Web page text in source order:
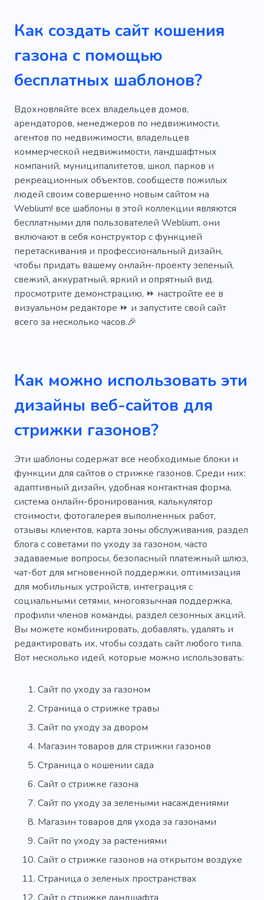
Мед
Продажа
Инвентарь
Газонокосилка
Имущественные дела
Обрезка деревьев
Реконструкция
Сельское хозяйство
Надежность
Органические
Удобрение
Посадка деревьев
Грязь
Трава
Плантации
Садовник
Без гмо
Услуги
Производство
Удаление деревьев
Рубить деревья
Обслуживание
Дубовый
Установка рулонного газона
Фабрика
Сад
Садоводство
Биоразнообразие
Экологически чистый
Как создать сайт кошения
газона с помощью
бесплатных шаблонов?
Вдохновляйте всех владельцев домов,
арендаторов, менеджеров по недвижимости,
агентов по недвижимости, владельцев
коммерческой недвижимости, ландшафтных
компаний, муниципалитетов, школ, парков и
рекреационных объектов, сообществ пожилых
людей своим совершенно новым сайтом на
Weblium! все шаблоны в этой коллекции являются
бесплатными для пользователей Weblium, они
включают в себя конструктор с функцией
перетаскивания и профессиональный дизайн,
чтобы придать вашему онлайн-проекту зеленый,
свежий, аккуратный, яркий и опрятный вид.
просмотрите демонстрацию, ⏩ настройте ее в
визуальном редакторе ⏩ и запустите свой сайт
всего за несколько часов.🎉
Как можно использовать эти
дизайны веб-сайтов для
стрижки газонов?
Эти шаблоны содержат все необходимые блоки и
функции для сайтов о стрижке газонов. Среди них:
адаптивный дизайн, удобная контактная форма,
система онлайн-бронирования, калькулятор
стоимости, фотогалерея выполненных работ,
отзывы клиентов, карта зоны обслуживания, раздел
блога с советами по уходу за газоном, часто
задаваемые вопросы, безопасный платежный шлюз,
чат-бот для мгновенной поддержки, оптимизация
для мобильных устройств, интеграция с
социальными сетями, многоязычная поддержка,
профили членов команды, раздел сезонных акций.
Вы можете комбинировать, добавлять, удалять и
редактировать их, чтобы создать сайт любого типа.
Вот несколько идей, которые можно использовать:
Сайт по уходу за газоном
Страница о стрижке травы
Сайт по уходу за двором
Магазин товаров для стрижки газонов
Страница о кошении сада
Сайт о стрижке газона
Сайт по уходу за зелеными насаждениями
Магазин товаров для ухода за газонами
Сайт по уходу за растениями
Сайт о стрижке газонов на открытом воздухе
Страница о зеленых пространствах